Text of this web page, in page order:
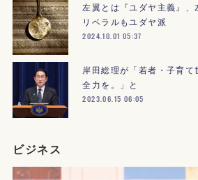
左翼とは『ユダヤ主義』、
リベラルもユダヤ派
2024.10.01 05:37
岸田総理が「若者・子育
全力を。」と
2023.06.15 06:05
ビジネス